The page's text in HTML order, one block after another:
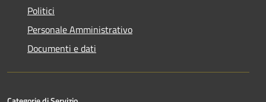
Politici
Personale Amministrativo
Documenti e dati